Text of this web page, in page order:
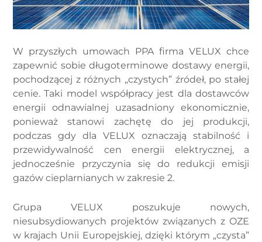
W przyszłych umowach PPA firma VELUX chce
zapewnić sobie długoterminowe dostawy energii,
pochodzącej z różnych „czystych” źródeł, po stałej
cenie. Taki model współpracy jest dla dostawców
energii odnawialnej uzasadniony ekonomicznie,
ponieważ stanowi zachętę do jej produkcji,
podczas gdy dla VELUX oznaczają stabilność i
przewidywalność cen energii elektrycznej, a
jednocześnie przyczynia się do redukcji emisji
gazów cieplarnianych w zakresie 2.
Grupa VELUX poszukuje nowych,
niesubsydiowanych projektów związanych z OZE
w krajach Unii Europejskiej, dzięki którym „czysta”